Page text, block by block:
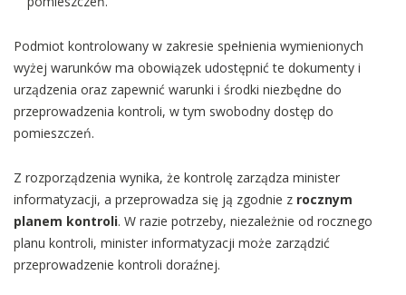
Podmiot kontrolowany w zakresie spełnienia wymienionych
wyżej warunków ma obowiązek udostępnić te dokumenty i
urządzenia oraz zapewnić warunki i środki niezbędne do
przeprowadzenia kontroli, w tym swobodny dostęp do
pomieszczeń.
Z rozporządzenia wynika, że kontrolę zarządza minister
informatyzacji, a przeprowadza się ją zgodnie z rocznym
planem kontroli. W razie potrzeby, niezależnie od rocznego
planu kontroli, minister informatyzacji może zarządzić
przeprowadzenie kontroli doraźnej.